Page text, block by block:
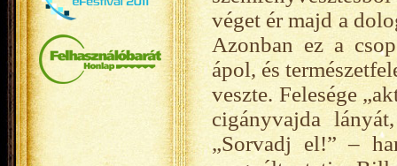
véget ér majd a
Azonban ez a
ápol, és
veszte. Felesége
cigányvajda
„Sorvadj el!” –